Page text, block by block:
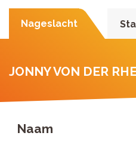
Nageslacht
JONNY VON DER
Naam